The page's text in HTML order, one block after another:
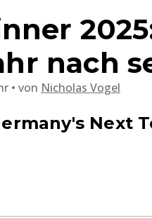
nach
von Nicholas Vogel
Next